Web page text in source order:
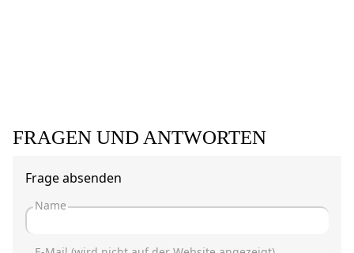
FRAGEN UND ANTWORTEN
Frage absenden